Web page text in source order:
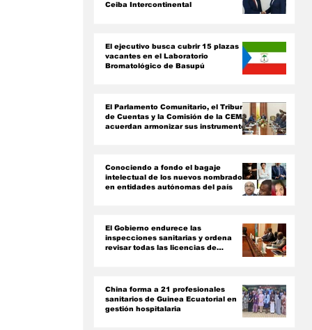
Ceiba Intercontinental
El ejecutivo busca cubrir 15 plazas
vacantes en el Laboratorio
Bromatológico de Basupú
El Parlamento Comunitario, el Tribunal
de Cuentas y la Comisión de la CEMAC
acuerdan armonizar sus instrumentos
Conociendo a fondo el bagaje
intelectual de los nuevos nombrados
en entidades autónomas del país ‎
El Gobierno endurece las
inspecciones sanitarias y ordena
revisar todas las licencias de
China forma a 21 profesionales
sanitarios de Guinea Ecuatorial en
gestión hospitalaria